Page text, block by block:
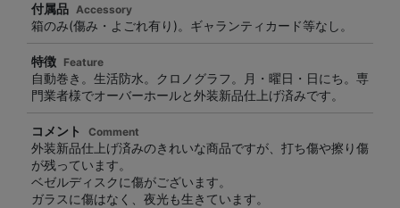
付属品 Accessory
箱のみ(傷み・よごれ有り)。ギャランティカード等なし。
特徴 Feature
自動巻き。生活防水。クロノグラフ。月・曜日・日にち。専
門業者様でオーバーホールと外装新品仕上げ済みです。
コメント Comment
外装新品仕上げ済みのきれいな商品ですが、打ち傷や擦り傷
が残っています。
ベゼルディスクに傷がございます。
ガラスに傷はなく、夜光も生きています。